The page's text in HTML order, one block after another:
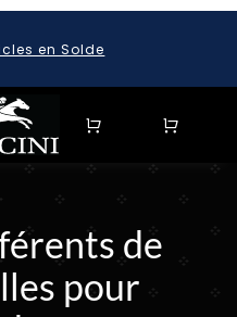
en Solde
de
pour